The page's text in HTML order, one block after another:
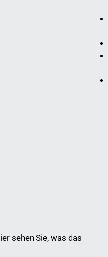
sehen Sie, was das